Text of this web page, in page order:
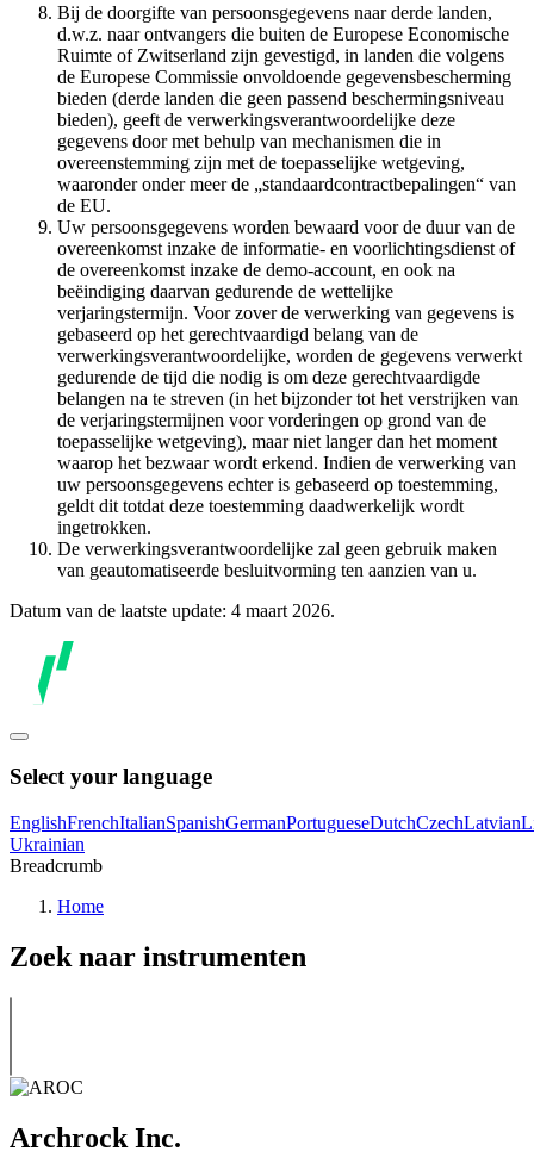
Bij de doorgifte van persoonsgegevens naar derde landen,
d.w.z. naar ontvangers die buiten de Europese Economische
Ruimte of Zwitserland zijn gevestigd, in landen die volgens
de Europese Commissie onvoldoende gegevensbescherming
bieden (derde landen die geen passend beschermingsniveau
bieden), geeft de verwerkingsverantwoordelijke deze
gegevens door met behulp van mechanismen die in
overeenstemming zijn met de toepasselijke wetgeving,
waaronder onder meer de „standaardcontractbepalingen“ van
de EU.
Uw persoonsgegevens worden bewaard voor de duur van de
overeenkomst inzake de informatie- en voorlichtingsdienst of
de overeenkomst inzake de demo-account, en ook na
beëindiging daarvan gedurende de wettelijke
verjaringstermijn. Voor zover de verwerking van gegevens is
gebaseerd op het gerechtvaardigd belang van de
verwerkingsverantwoordelijke, worden de gegevens verwerkt
gedurende de tijd die nodig is om deze gerechtvaardigde
belangen na te streven (in het bijzonder tot het verstrijken van
de verjaringstermijnen voor vorderingen op grond van de
toepasselijke wetgeving), maar niet langer dan het moment
waarop het bezwaar wordt erkend. Indien de verwerking van
uw persoonsgegevens echter is gebaseerd op toestemming,
geldt dit totdat deze toestemming daadwerkelijk wordt
ingetrokken.
De verwerkingsverantwoordelijke zal geen gebruik maken
van geautomatiseerde besluitvorming ten aanzien van u.
Datum van de laatste update: 4 maart 2026.
Select your language
EnglishFrenchItalianSpanishGermanPortugueseDutchCzechLatvian
Ukrainian
Breadcrumb
Home
Zoek naar instrumenten
Archrock Inc.